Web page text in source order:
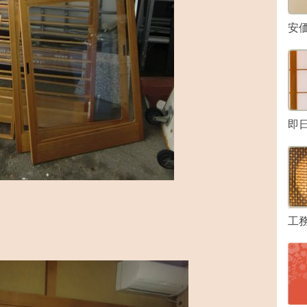
安
即
工